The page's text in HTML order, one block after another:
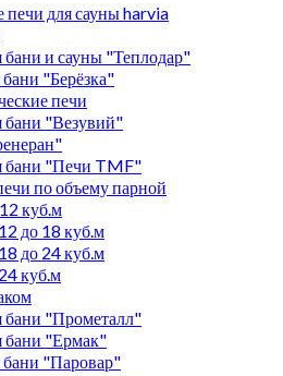
печи для сауны harvia
бани и сауны "Теплодар"
"Берёзка"
печи
бани "Везувий"
бани "Печи TMF"
по объему парной
куб.м
до 18 куб.м
до 24 куб.м
куб.м
бани "Прометалл"
бани "Ермак"
бани "Паровар"